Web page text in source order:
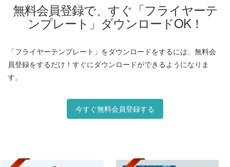
無料会員登録で、すぐ「フライヤーテ
ンプレート」ダウンロードOK！
「フライヤーテンプレート」をダウンロードをするには、無料会
員登録をするだけ！すぐにダウンロードができるようになりま
す。
今すぐ無料会員登録する